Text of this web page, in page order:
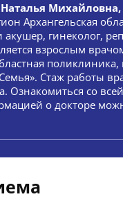
Михайловна,
Архангельская
акушер, гинеколог,
взрослым
Стаж работы
Ознакомиться со
о докторе